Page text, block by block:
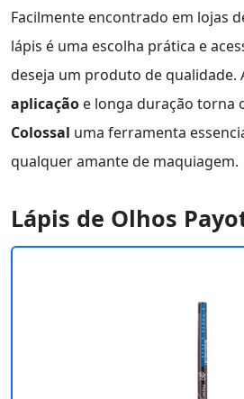
Facilmente encontrado em lojas
lápis é uma escolha prática e
deseja um produto de qualidade.
aplicação e longa duração torna
Colossal uma ferramenta
qualquer amante de maquiagem.
Lápis de Olhos